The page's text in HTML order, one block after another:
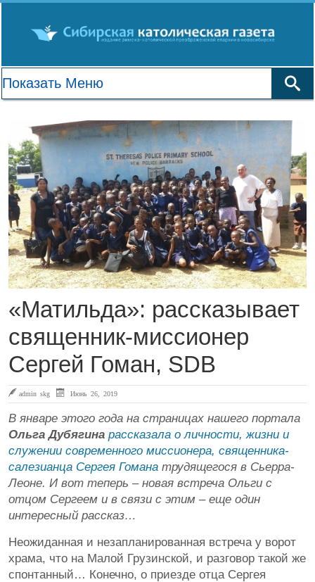
«Матильда»: рассказывает
священник-миссионер
Сергей Гоман, SDB
admin skg Июнь 26, 2019
В январе этого года на страницах нашего портала
Ольга Дубягина рассказала о личности, жизни и
служении современного миссионера, священника-
салезианца Сергея Гомана трудящегося в Сьерра-
Леоне. И вот теперь – новая встреча Ольги с
отцом Сергеем и в связи с этим – еще один
интересный рассказ…
Неожиданная и незапланированная встреча у ворот
храма, что на Малой Грузинской, и разговор такой же
спонтанный… Конечно, о приезде отца Сергея